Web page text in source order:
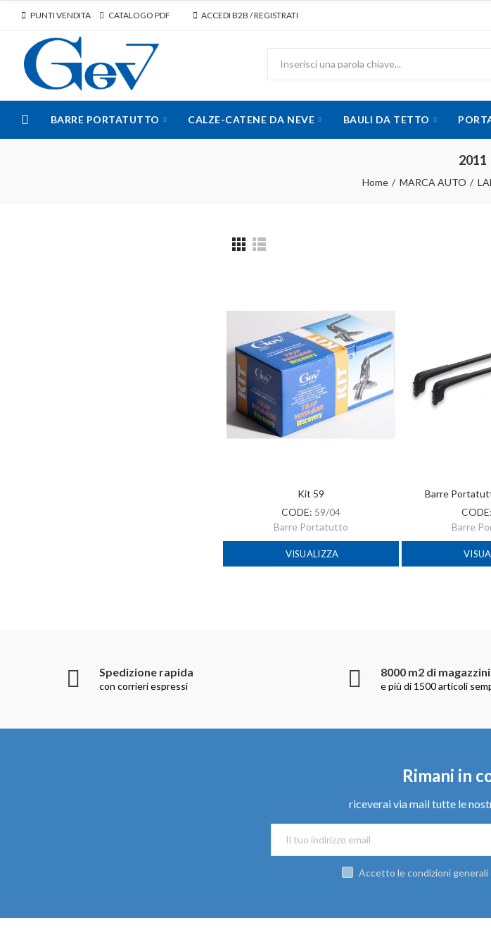
PUNTI VENDITA CATALOGO PDF ACCEDI B2B / REGISTRATI
BARRE PORTATUTTO CALZE-CATENE DA NEVE BAULI DA TETTO
2011
Home MARCA AUTO
Kit 59
CODE: 59/04
Barre Portatutto
VISUALIZZA
Barre
CODE:
Barre
Spedizione rapida
con corrieri espressi
8000 m2 di magazzini
e più di 1500 articoli
Rimani in
riceverai via mail tutte le
Accetto le condizioni generali